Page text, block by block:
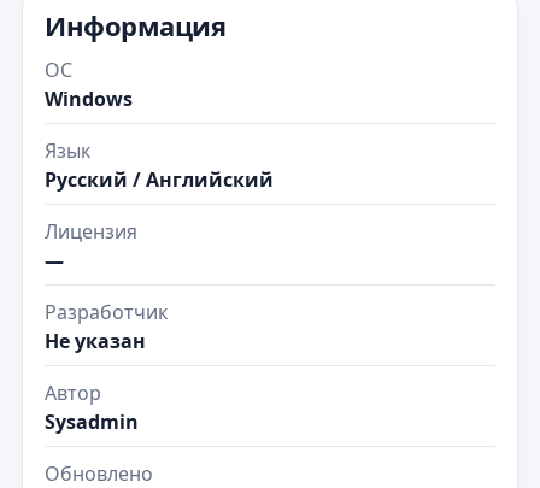
Информация
ОС
Windows
Язык
Русский / Английский
Лицензия
—
Разработчик
Не указан
Автор
Sysadmin
Обновлено